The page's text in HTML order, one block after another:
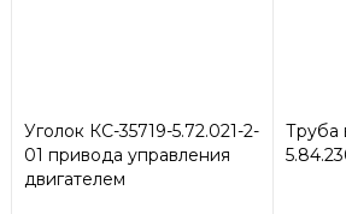
Уголок КС-35719-5.72.021-2-
01 привода управления
двигателем
Труба